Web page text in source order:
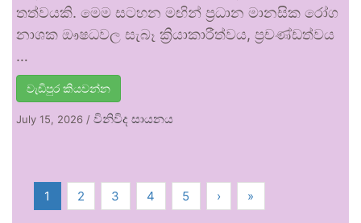
තත්වයකි. මෙම සටහන මඟින් ප්‍රධාන මානසික රෝග
නාශක ඖෂධවල සැබෑ ක්‍රියාකාරීත්වය, ප්‍රචණ්ඩත්වය
…
වැඩිපුර කියවන්න
July 15, 2026 / විනිවිද සායනය
1 2 3 4 5 › »